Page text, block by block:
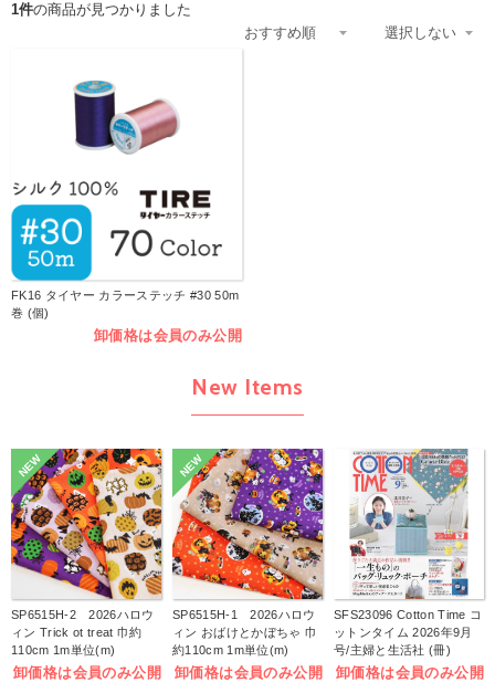
1件の商品が見つかりました
FK16 タイヤー カラーステッチ #30 50m
巻 (個)
卸価格は会員のみ公開
New Items
NEW
SP6515H-2 2026ハロウ
ィン Trick ot treat 巾約
110cm 1m単位(m)
卸価格は会員のみ公開
NEW
SP6515H-1 2026ハロウ
ィン おばけとかぼちゃ 巾
約110cm 1m単位(m)
卸価格は会員のみ公開
SFS23096 Cotton Time コ
ットンタイム 2026年9月
号/主婦と生活社 (冊)
卸価格は会員のみ公開